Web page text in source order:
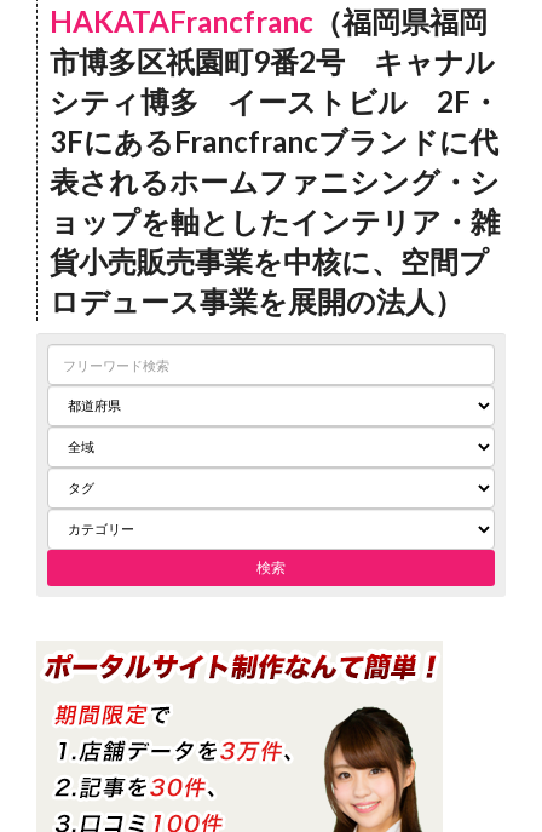
HAKATAFrancfranc （福岡県福岡
市博多区祇園町9番2号 キャナル
シティ博多 イーストビル 2F・
3FにあるFrancfrancブランドに代
表されるホームファニシング・シ
ョップを軸としたインテリア・雑
貨小売販売事業を中核に、空間プ
ロデュース事業を展開の法人）